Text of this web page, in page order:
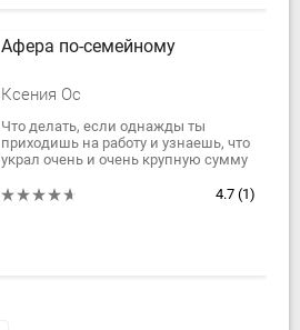
Афера по-семейному
Ксения Ос
Что делать, если однажды ты
приходишь на работу и узнаешь, что
украл очень и очень крупную сумму
расследовать. Тем более что и
4.7 (1)